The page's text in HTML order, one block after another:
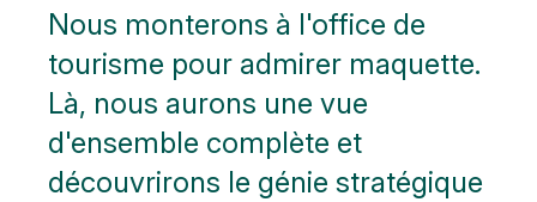
Nous monterons à l'office de
tourisme pour admirer maquette.
Là, nous aurons une vue
d'ensemble complète et
découvrirons le génie stratégique